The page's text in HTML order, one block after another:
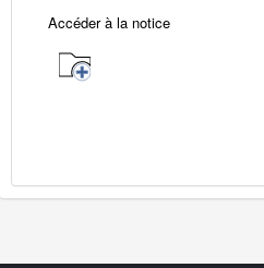
Accéder à la notice